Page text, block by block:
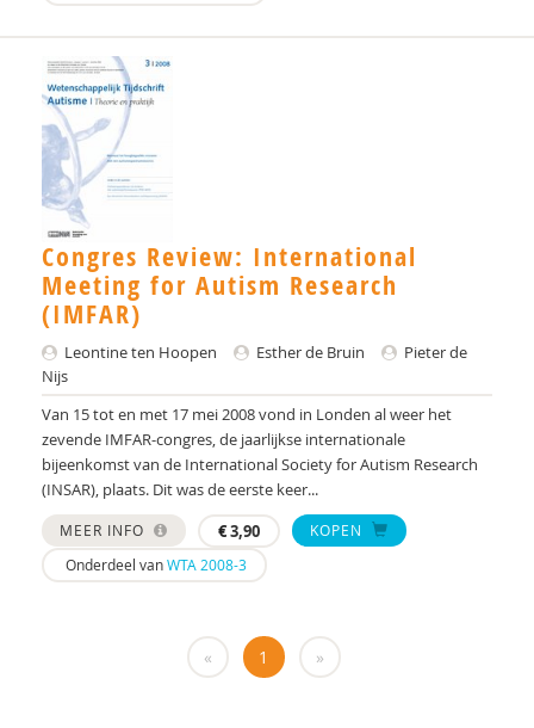
Claudine Dietz
C.D. Dirksen
Daniël van der Doelen
prof. dr. Rutger-Jan van der Gaag
prof. dr. S.M. Bögels
Jorieke Duvekot
Dr. E.H.M. Eurelings-Bontekoe
Dr. E.I. de Bruin
Dr. Els M.A. Blijd-Hoogewys
Jan van der Ende
Marie-Jose Enders-Slegers
Anne Margriet Euser
Drs. F. Calgagnoli
dr. F.J.A. van Steensel
Sanne F.W.M. van den Bergh
Congres Review: International
Meeting for Autism Research
(IMFAR)
Leontine ten Hoopen Esther de Bruin
Pieter de
Nijs
Van 15 tot en met 17 mei 2008 vond in Londen al weer het
zevende IMFAR-congres, de jaarlijkse internationale
bijeenkomst van de International Society for Autism Research
(INSAR), plaats. Dit was de eerste keer...
MEER INFO €3,90
KOPEN
Onderdeel vanWTA 2008-3
« 1 »